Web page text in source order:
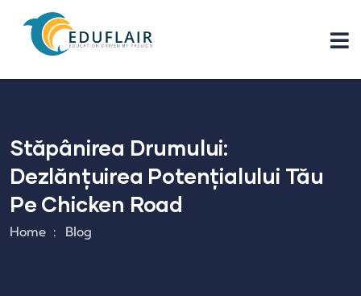
Stăpânirea Drumului:
Dezlănțuirea Potențialului Tău
Pe Chicken Road
Home Blog